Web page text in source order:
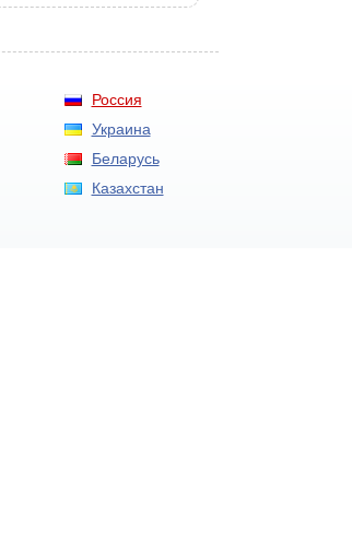
Россия
Украина
Беларусь
Казахстан